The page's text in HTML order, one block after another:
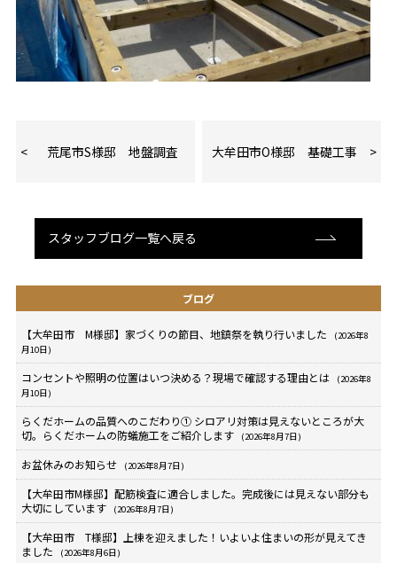
荒尾市S様邸 地盤調査 大牟田市O様邸 基礎工事
スタッフブログ一覧へ戻る
ブログ
【大牟田市 M様邸】家づくりの節目、地鎮祭を執り行いました
(2026年8
月10日)
コンセントや照明の位置はいつ決める？現場で確認する理由とは
(2026年8
月10日)
らくだホームの品質へのこだわり① シロアリ対策は見えないところが大
切。らくだホームの防蟻施工をご紹介します
(2026年8月7日)
お盆休みのお知らせ (2026年8月7日)
【大牟田市M様邸】配筋検査に適合しました。完成後には見えない部分も
大切にしています
(2026年8月7日)
【大牟田市 T様邸】上棟を迎えました！いよいよ住まいの形が見えてき
ました
(2026年8月6日)